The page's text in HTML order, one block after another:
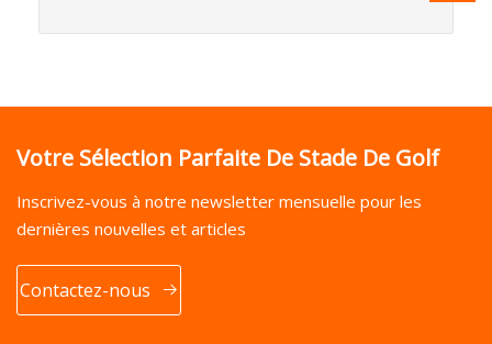
Votre Sélection Parfaite De Stade De Golf
Inscrivez-vous à notre newsletter mensuelle pour les
dernières nouvelles et articles
Contactez-nous